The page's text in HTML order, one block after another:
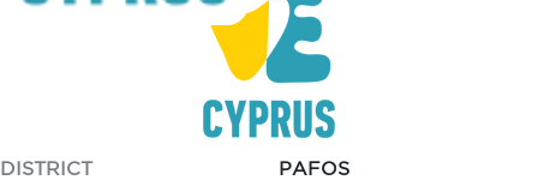
DISTRICT
PAFOS